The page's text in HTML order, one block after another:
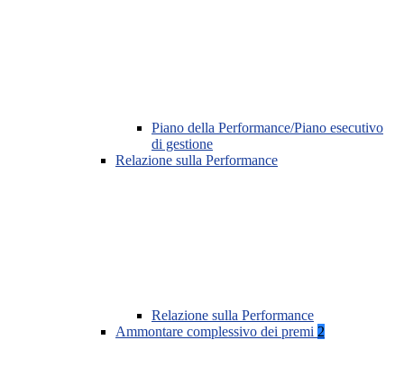
Piano della Performance/Piano esecutivo
di gestione
Relazione sulla Performance
Relazione sulla Performance
Ammontare complessivo dei premi 2